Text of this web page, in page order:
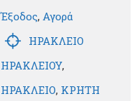
Έξοδος, Αγορά
ΗΡΑΚΛΕΙΟ
ΗΡΑΚΛΕΙΟΥ,
ΗΡΑΚΛΕΙΟ, ΚΡΗΤΗ